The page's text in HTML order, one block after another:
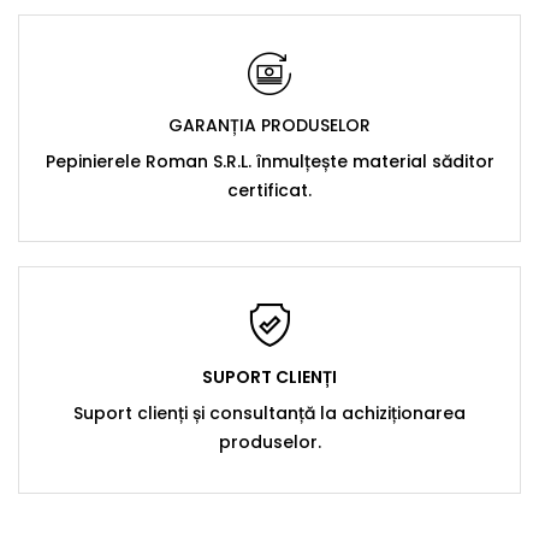
GARANȚIA PRODUSELOR
Pepinierele Roman S.R.L. înmulțește material săditor
certificat.
SUPORT CLIENȚI
Suport clienți și consultanță la achiziționarea
produselor.